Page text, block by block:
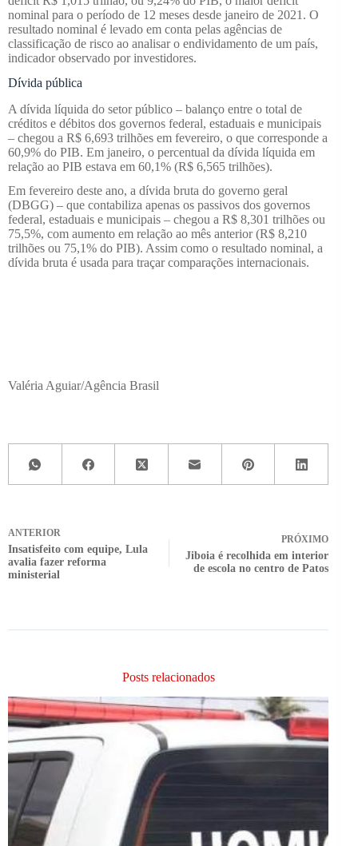
nominal para o período de 12 meses desde janeiro de 2021. O
resultado nominal é levado em conta pelas agências de
classificação de risco ao analisar o endividamento de um país,
indicador observado por investidores.
Dívida pública
A dívida líquida do setor público – balanço entre o total de
créditos e débitos dos governos federal, estaduais e municipais
– chegou a R$ 6,693 trilhões em fevereiro, o que corresponde a
60,9% do PIB. Em janeiro, o percentual da dívida líquida em
relação ao PIB estava em 60,1% (R$ 6,565 trilhões).
Em fevereiro deste ano, a dívida bruta do governo geral
(DBGG) – que contabiliza apenas os passivos dos governos
federal, estaduais e municipais – chegou a R$ 8,301 trilhões ou
75,5%, com aumento em relação ao mês anterior (R$ 8,210
trilhões ou 75,1% do PIB). Assim como o resultado nominal, a
dívida bruta é usada para traçar comparações internacionais.
Valéria Aguiar/Agência Brasil
ANTERIOR
Insatisfeito com equipe, Lula
avalia fazer reforma
ministerial
PRÓXIMO
Jiboia é recolhida em interior
de escola no centro de Patos
Posts relacionados